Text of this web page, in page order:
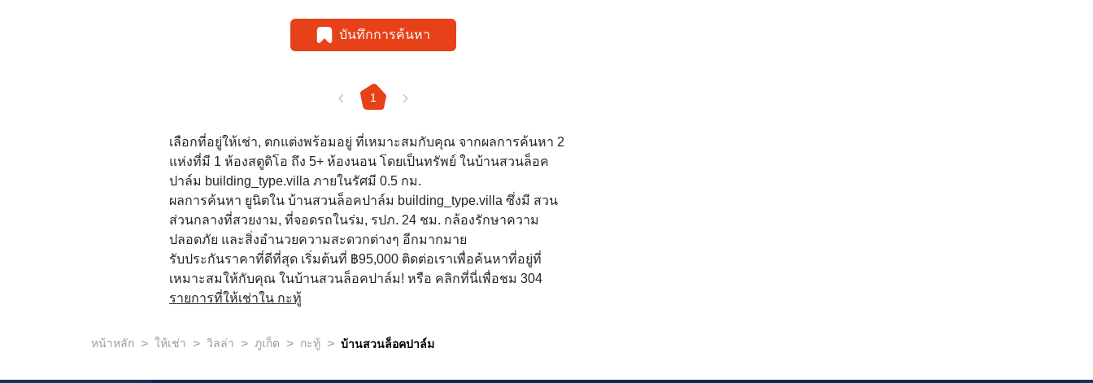
บันทึกการค้นหา
1
เลือกที่อยู่ให้เช่า, ตกแต่งพร้อมอยู่ ที่เหมาะสมกับคุณ จากผลการค้นหา 2
แห่งที่มี 1 ห้องสตูดิโอ ถึง 5+ ห้องนอน โดยเป็นทรัพย์ ในบ้านสวนล็อค
ปาล์ม building_type.villa ภายในรัศมี 0.5 กม.
ผลการค้นหา ยูนิตใน บ้านสวนล็อคปาล์ม building_type.villa ซึ่งมี สวน
ส่วนกลางที่สวยงาม, ที่จอดรถในร่ม, รปภ. 24 ชม. กล้องรักษาความ
ปลอดภัย และสิ่งอำนวยความสะดวกต่างๆ อีกมากมาย
รับประกันราคาที่ดีที่สุด เริ่มต้นที่ ฿95,000 ติดต่อเราเพื่อค้นหาที่อยู่ที่
เหมาะสมให้กับคุณ ในบ้านสวนล็อคปาล์ม! หรือ คลิกที่นี่เพื่อชม 304
รายการที่ให้เช่าใน กะทู้
หน้าหลัก > ให้เช่า > วิลล่า > ภูเก็ต > กะทู้ > บ้านสวนล็อคปาล์ม